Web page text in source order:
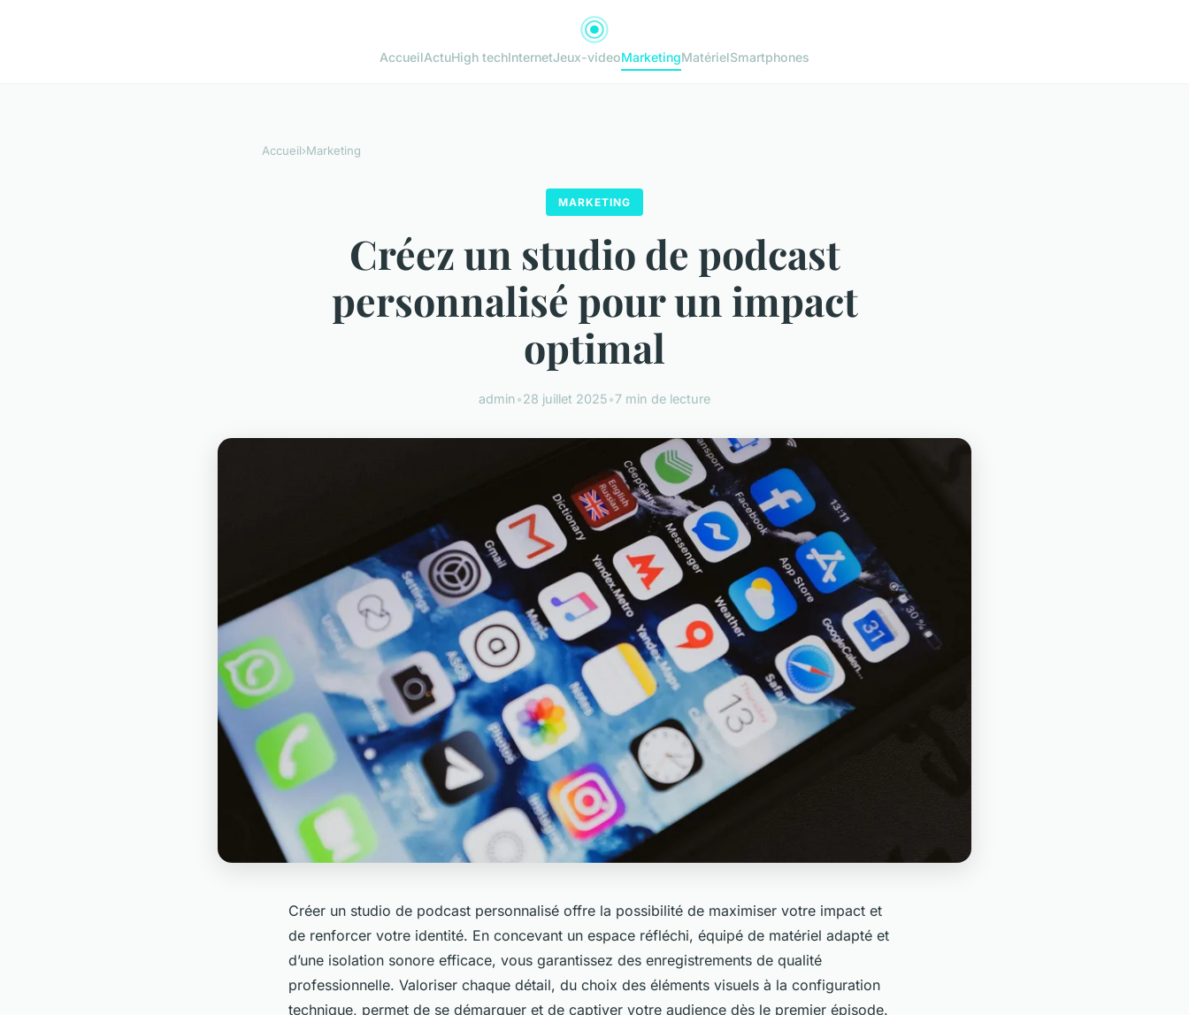
AccueilActuHigh techInternetJeux-videoMarketingMatérielSmartphones
Accueil›Marketing
MARKETING
Créez un studio de podcast
personnalisé pour un impact
optimal
admin•28 juillet 2025•7 min de lecture
Créer un studio de podcast personnalisé offre la possibilité de maximiser votre impact et
de renforcer votre identité. En concevant un espace réfléchi, équipé de matériel adapté et
d’une isolation sonore efficace, vous garantissez des enregistrements de qualité
professionnelle. Valoriser chaque détail, du choix des éléments visuels à la configuration
technique, permet de se démarquer et de captiver votre audience dès le premier épisode.